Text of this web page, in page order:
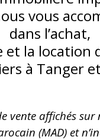
vous
dans l’achat,
et la location
à Tanger
vente affichés
(MAD) et